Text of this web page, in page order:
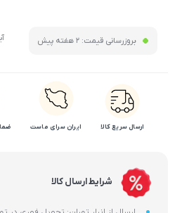
بروزرسانی قیمت: 2 هفته پیش
ارسال سریع کالا ایران سرای ماست
شرایط ارسال کالا